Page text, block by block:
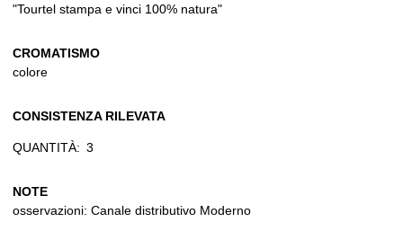
"Tourtel stampa e vinci 100% natura"
CROMATISMO
colore
CONSISTENZA RILEVATA
QUANTITÀ: 3
NOTE
osservazioni: Canale distributivo Moderno